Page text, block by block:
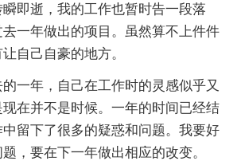
逝，我的工作也暂时告一段落
一年做出的项目。虽然算不上件件
自己自豪的地方。
年，自己在工作时的灵感似乎又
在并不是时候。一年的时间已经结
留下了很多的疑惑和问题。我要好
，要在下一年做出相应的改变。